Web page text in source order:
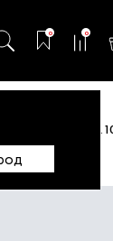
0 0
8х260